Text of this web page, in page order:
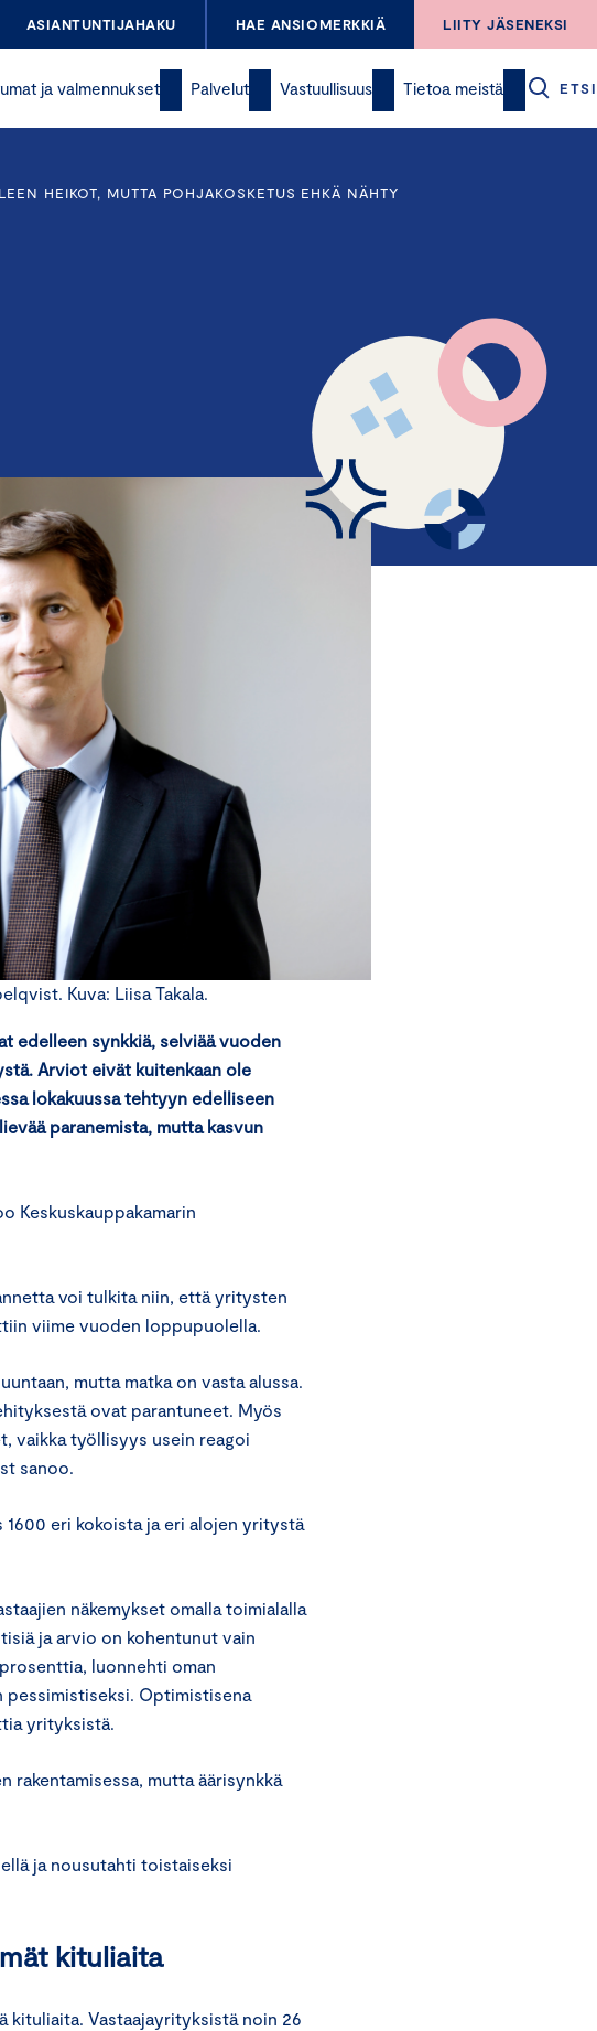
ASIANTUNTIJAHAKU HAE ANSIOMERKKIÄ LIITY JÄSENEKSI
ja valmennukset Palvelut Vastuullisuus Tietoa meistä ETSI
HEIKOT, MUTTA POHJAKOSKETUS EHKÄ NÄHTY
Kuva: Liisa Takala.
edelleen synkkiä, selviää vuoden
Arviot eivät kuitenkaan ole
lokakuussa tehtyyn edelliseen
paranemista, mutta kasvun
Keskuskauppakamarin
voi tulkita niin, että yritysten
viime vuoden loppupuolella.
mutta matka on vasta alussa.
ovat parantuneet. Myös
vaikka työllisyys usein reagoi
sanoo.
1600 eri kokoista ja eri alojen yritystä
näkemykset omalla toimialalla
ja arvio on kohentunut vain
luonnehti oman
pessimistiseksi. Optimistisena
yrityksistä.
rakentamisessa, mutta äärisynkkä
ja nousutahti toistaiseksi
kituliaita
kituliaita. Vastaajayrityksistä noin 26